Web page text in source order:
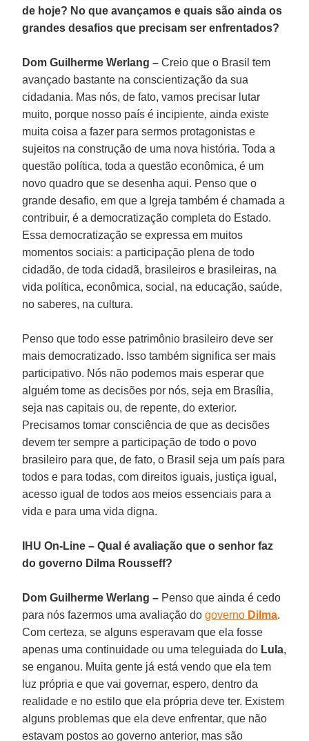
de hoje? No que avançamos e quais são ainda os
grandes desafios que precisam ser enfrentados?
Dom Guilherme Werlang – Creio que o Brasil tem
avançado bastante na conscientização da sua
cidadania. Mas nós, de fato, vamos precisar lutar
muito, porque nosso país é incipiente, ainda existe
muita coisa a fazer para sermos protagonistas e
sujeitos na construção de uma nova história. Toda a
questão política, toda a questão econômica, é um
novo quadro que se desenha aqui. Penso que o
grande desafio, em que a Igreja também é chamada a
contribuir, é a democratização completa do Estado.
Essa democratização se expressa em muitos
momentos sociais: a participação plena de todo
cidadão, de toda cidadã, brasileiros e brasileiras, na
vida política, econômica, social, na educação, saúde,
no saberes, na cultura.
Penso que todo esse patrimônio brasileiro deve ser
mais democratizado. Isso também significa ser mais
participativo. Nós não podemos mais esperar que
alguém tome as decisões por nós, seja em Brasília,
seja nas capitais ou, de repente, do exterior.
Precisamos tomar consciência de que as decisões
devem ter sempre a participação de todo o povo
brasileiro para que, de fato, o Brasil seja um país para
todos e para todas, com direitos iguais, justiça igual,
acesso igual de todos aos meios essenciais para a
vida e para uma vida digna.
IHU On-Line – Qual é avaliação que o senhor faz
do governo Dilma Rousseff?
Dom Guilherme Werlang – Penso que ainda é cedo
para nós fazermos uma avaliação dogoverno Dilma.
Com certeza, se alguns esperavam que ela fosse
apenas uma continuidade ou uma teleguiada do Lula,
se enganou. Muita gente já está vendo que ela tem
luz própria e que vai governar, espero, dentro da
realidade e no estilo que ela própria deve ter. Existem
alguns problemas que ela deve enfrentar, que não
estavam postos ao governo anterior, mas são